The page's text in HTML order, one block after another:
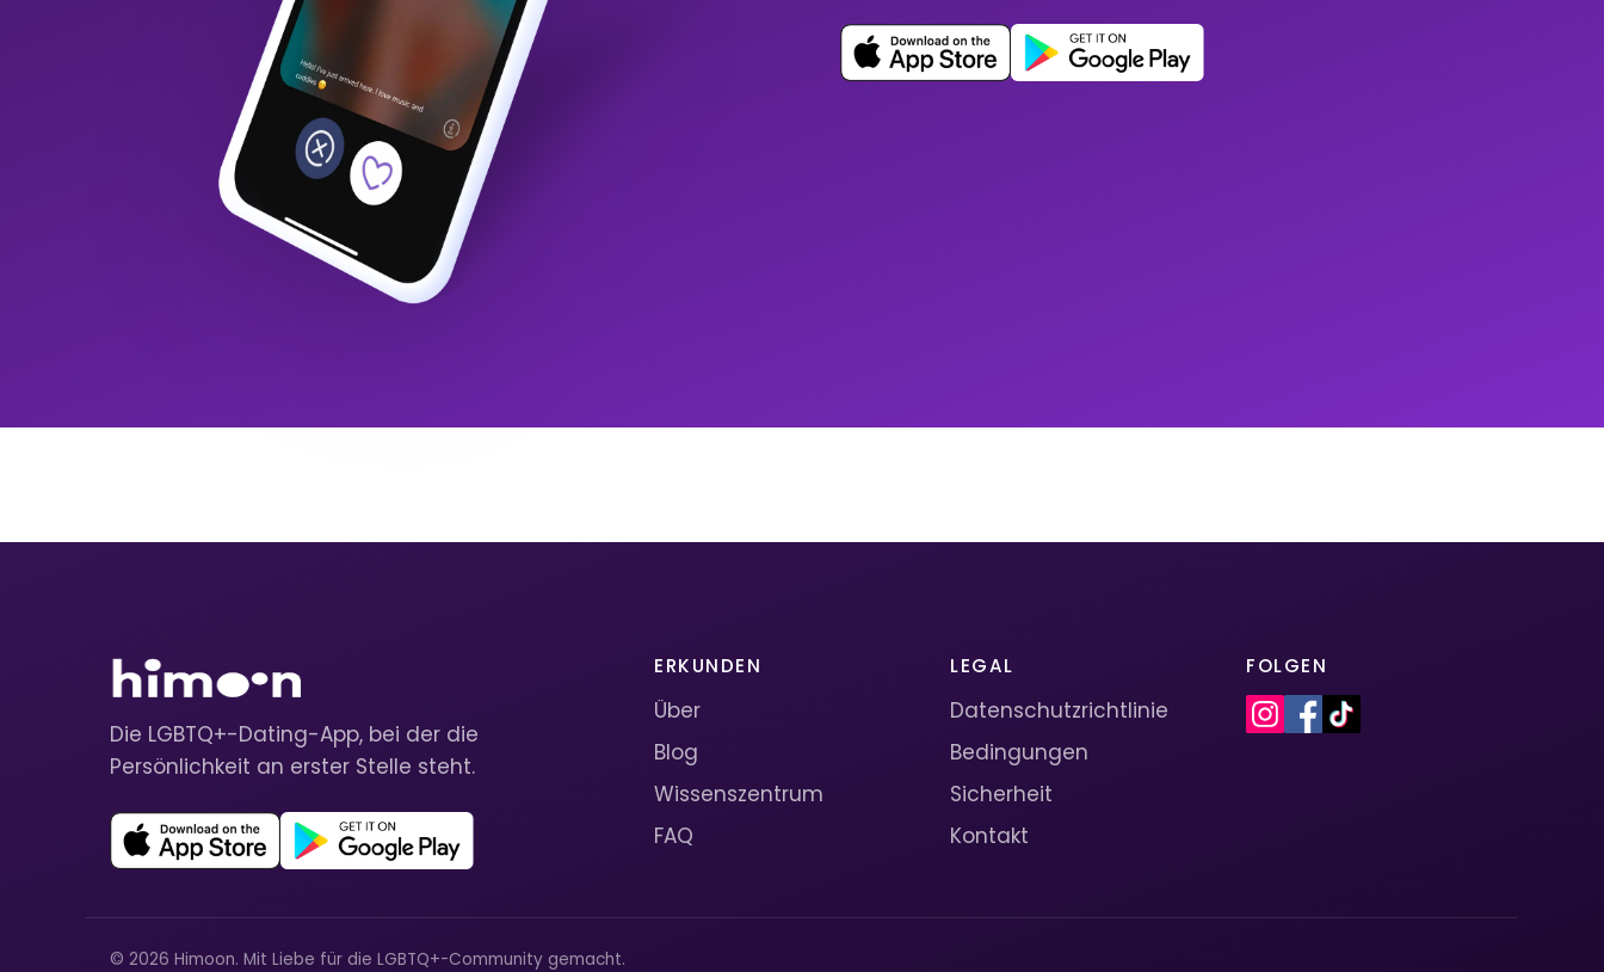
Die LGBTQ+-Dating-App, bei der die
Persönlichkeit an erster Stelle steht.
ERKUNDEN
Über
Blog
Wissenszentrum
FAQ
LEGAL
Datenschutzrichtlinie
Bedingungen
Sicherheit
Kontakt
FOLGEN
© 2026 Himoon. Mit Liebe für die LGBTQ+-Community gemacht.